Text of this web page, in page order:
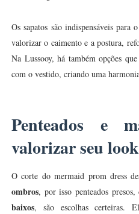
Os sapatos são indispensáveis
valorizar o caimento e a postura,
Na Lussooy, há também opções
com o vestido, criando uma
Penteados e
valorizar seu look
O corte do mermaid prom dress
ombros, por isso penteados
baixos, são escolhas certeiras.